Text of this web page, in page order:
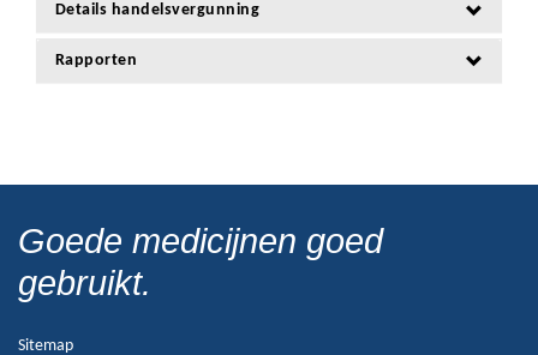
Details handelsvergunning
Rapporten
Goede medicijnen goed
gebruikt.
Sitemap